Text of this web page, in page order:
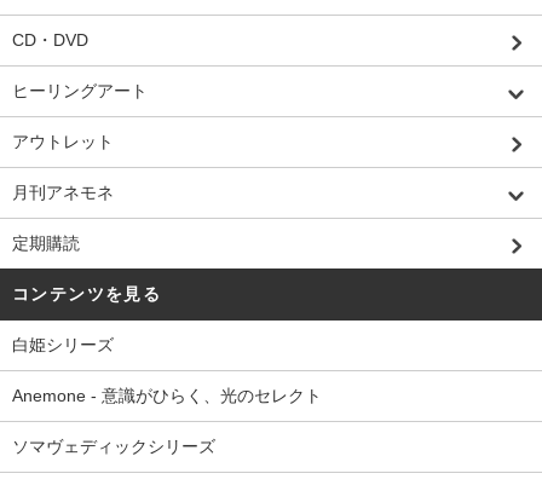
CD・DVD
ヒーリングアート
アウトレット
月刊アネモネ
定期購読
コンテンツを見る
白姫シリーズ
Anemone - 意識がひらく、光のセレクト
ソマヴェディックシリーズ